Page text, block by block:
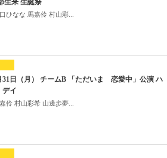
生来 生誕祭
ひなな 馬嘉伶 村山彩...
31日（月） チームB 「ただいま 恋愛中」公演 ハ
デイ
伶 村山彩希 山邊歩夢...